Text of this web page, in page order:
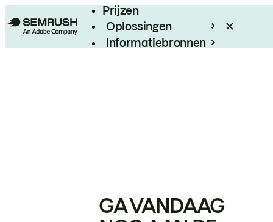
Prijzen
Oplossingen
Informatiebronnen
GA VANDAAG